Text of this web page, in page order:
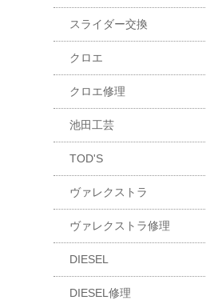
スライダー交換
クロエ
クロエ修理
池田工芸
TOD'S
ヴァレクストラ
ヴァレクストラ修理
DIESEL
DIESEL修理